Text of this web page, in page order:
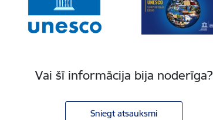
Vai šī informācija bija noderīga?
Sniegt atsauksmi